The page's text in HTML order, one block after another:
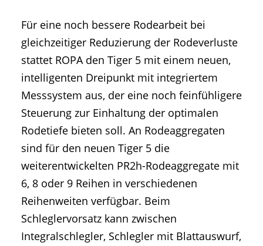
Für eine noch bessere Rodearbeit bei
gleichzeitiger Reduzierung der Rodeverluste
stattet ROPA den Tiger 5 mit einem neuen,
intelligenten Dreipunkt mit integriertem
Messsystem aus, der eine noch feinfühligere
Steuerung zur Einhaltung der optimalen
Rodetiefe bieten soll. An Rodeaggregaten
sind für den neuen Tiger 5 die
weiterentwickelten PR2h-Rodeaggregate mit
6, 8 oder 9 Reihen in verschiedenen
Reihenweiten verfügbar. Beim
Schleglervorsatz kann zwischen
Integralschlegler, Schlegler mit Blattauswurf,